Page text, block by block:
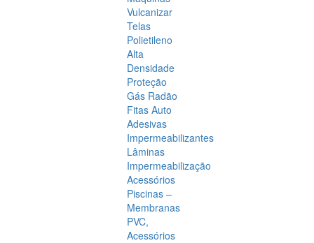
Vulcanizar
Telas
Polietileno
Alta
Densidade
Proteção
Gás Radão
Fitas Auto
Adesivas
Impermeabilizantes
Lâminas
Impermeabilização
Acessórios
Piscinas –
Membranas
PVC,
Acessórios